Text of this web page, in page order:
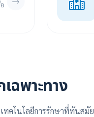
ฉพาะทาง
คโนโลยีการรักษาที่ทันสมัย